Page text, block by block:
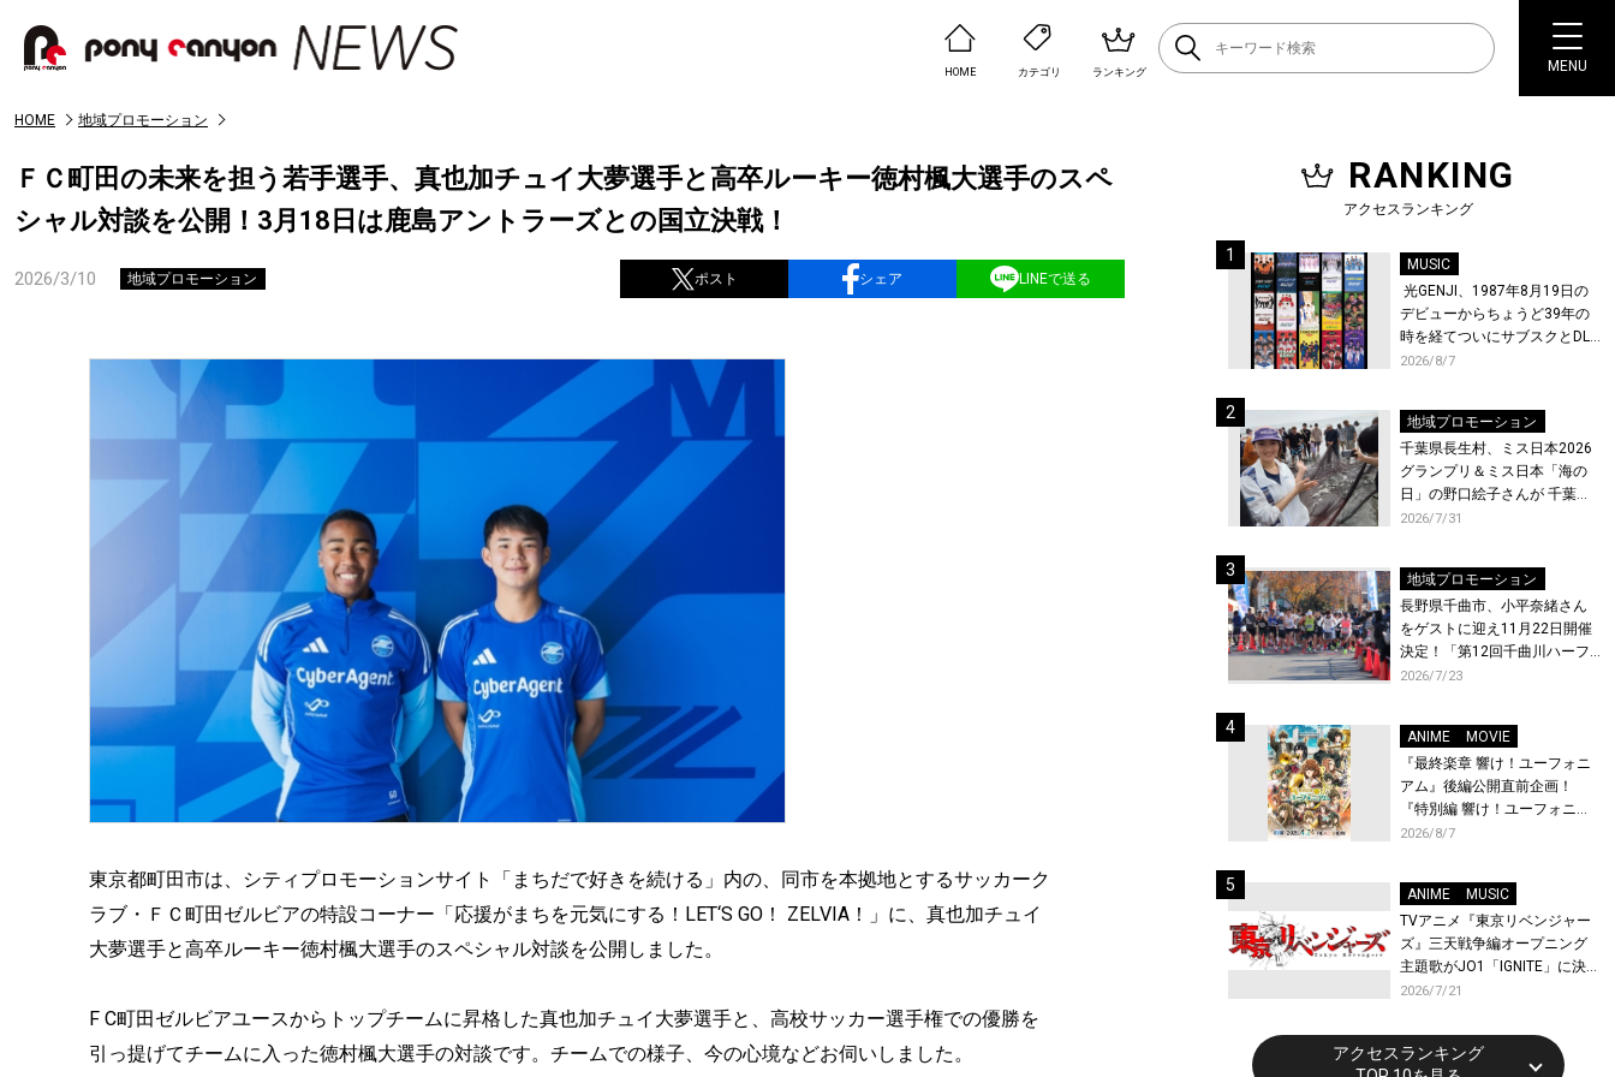
HOME カテゴリ ランキング MENU
HOME 地域プロモーション
ＦＣ町田の未来を担う若手選手、真也加チュイ大夢選手と高卒ルーキー徳村楓大選手のスペ
シャル対談を公開！3月18日は鹿島アントラーズとの国立決戦！
2026/3/10 地域プロモーション ポスト シェア LINEで送る
東京都町田市は、シティプロモーションサイト「まちだで好きを続ける」内の、同市を本拠地とするサッカーク
ラブ・ＦＣ町田ゼルビアの特設コーナー「応援がまちを元気にする！LET‘S GO！ ZELVIA！」に、真也加チュイ
大夢選手と高卒ルーキー徳村楓大選手のスペシャル対談を公開しました。
F C町田ゼルビアユースからトップチームに昇格した真也加チュイ大夢選手と、高校サッカー選手権での優勝を
引っ提げてチームに入った徳村楓大選手の対談です。チームでの様子、今の心境などお伺いしました。
RANKING
アクセスランキング
MUSIC
光GENJI、1987年8月19日の
デビューからちょうど39年の
時を経てついにサブスクとDL
配信が解禁！
2026/8/7
地域プロモーション
千葉県長生村、ミス日本2026
グランプリ＆ミス日本「海の
日」の野口絵子さんが 千葉県
唯一の村・長生村で地引網を
2026/7/31
地域プロモーション
長野県千曲市、小平奈緒さん
をゲストに迎え11月22日開催
決定！「第12回千曲川ハーフ
マラソン」エントリー受付開
2026/7/23
ANIME
MOVIE
『最終楽章 響け！ユーフォニ
アム』後編公開直前企画！
『特別編 響け！ユーフォニア
ム〜アンサンブルコンテス
映が決定！
2026/8/7
ANIME
MUSIC
TVアニメ『東京リベンジャー
ズ』三天戦争編オープニング
主題歌がJO1「IGNITE」に決
定！メンバー全員から喜びと
トが到着！9月に東京・大阪で
先行上映会を開催！
2026/7/21
アクセスランキング